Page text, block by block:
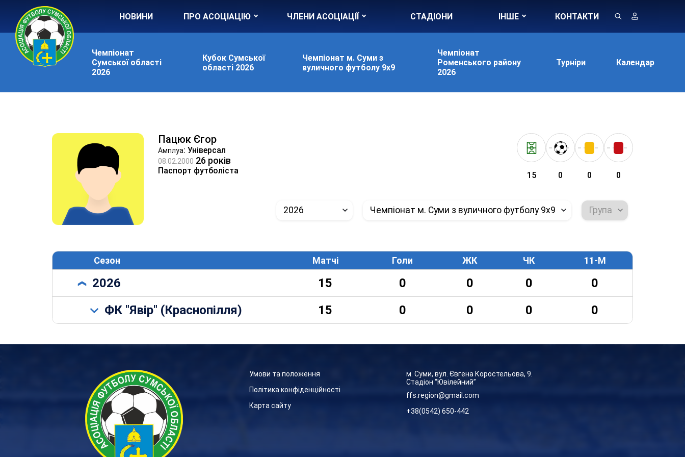
НОВИНИ ПРО АСОЦІАЦІЮ ЧЛЕНИ АСОЦІАЦІЇ СТАДІОНИ ІНШЕ КОНТАКТИ
Чемпіонат
Сумської області
2026
Кубок Сумської
області 2026
Чемпіонат м. Суми з
вуличного футболу 9х9
Чемпіонат
Роменського району
2026
Турніри Календар
Пацюк Єгор
Амплуа: Універсал
08.02.2000 26 років
Паспорт футболіста 15 0 0 0
2026 Чемпіонат м. Суми з вуличного футболу 9х9 Група
Сезон Матчі Голи ЖК ЧК 11-М
2026 15 0 0 0
0
ФК "Явір" (Краснопілля)
15 0 0 0 0
Умови та положення
Політика конфіденційності
Карта сайту
м. Суми, вул. Євгена Коростельова, 9.
Стадіон “Ювілейний”
ffs.region@gmail.com
+38(0542) 650-442